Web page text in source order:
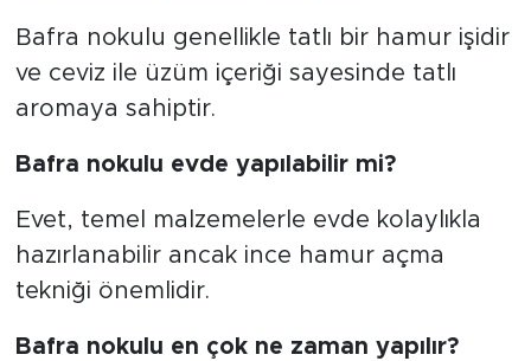
Bafra nokulu genellikle tatlı bir hamur işidir
ve ceviz ile üzüm içeriği sayesinde tatlı
aromaya sahiptir.
Bafra nokulu evde yapılabilir mi?
Evet, temel malzemelerle evde kolaylıkla
hazırlanabilir ancak ince hamur açma
tekniği önemlidir.
Bafra nokulu en çok ne zaman yapılır?